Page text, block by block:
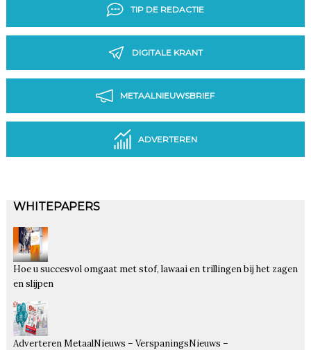
TIP DE REDACTIE
DIGITALE KRANT
METAALNIEUWSBRIEF
ADVERTEREN
WHITEPAPERS
Hoe u succesvol omgaat met stof, lawaai en trillingen bij het zagen
en slijpen
Adverteren MetaalNieuws – VerspaningsNieuws –